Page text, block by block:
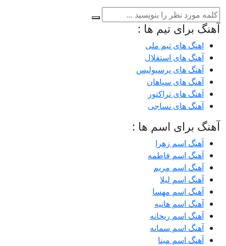
آهنگ برای تیم ها :
اهنگ های تیم ملی
آهنگ های استقلال
آهنگ های پرسپولیس
آهنگ های سپاهان
آهنگ های تراکتور
آهنگ های نساجی
آهنگ برای اسم ها :
آهنگ اسم زهرا
آهنگ اسم فاطمه
آهنگ اسم مریم
آهنگ اسم لیلا
آهنگ اسم مهسا
آهنگ اسم هانیه
آهنگ اسم ریحانه
آهنگ اسم سمانه
آهنگ اسم مینا